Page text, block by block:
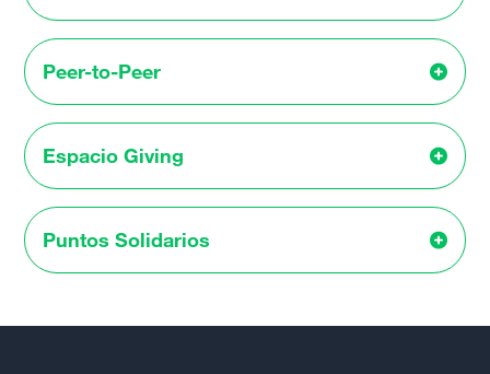
Peer-to-Peer
Espacio Giving
Puntos Solidarios